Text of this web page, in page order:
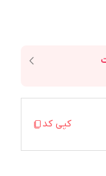
کپی کد